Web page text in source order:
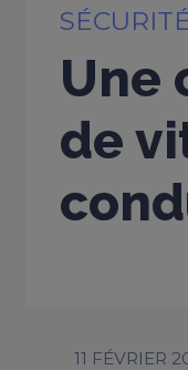
Une
de
11 FÉVRIER